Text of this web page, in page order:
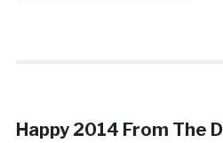
Happy 2014 From The